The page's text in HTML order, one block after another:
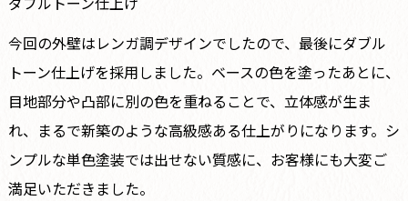
今回の外壁はレンガ調デザインでしたので、最後にダブル
トーン仕上げを採用しました。ベースの色を塗ったあとに、
目地部分や凸部に別の色を重ねることで、立体感が生ま
れ、まるで新築のような高級感ある仕上がりになります。シ
ンプルな単色塗装では出せない質感に、お客様にも大変ご
満足いただきました。